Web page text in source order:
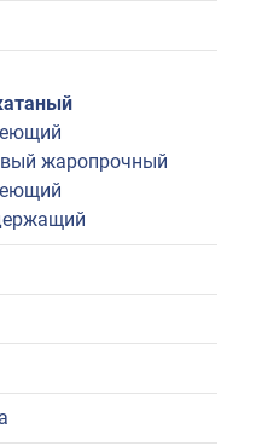
жаропрочный